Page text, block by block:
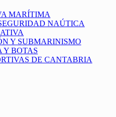
MARÍTIMA
NAÚTICA
Y SUBMARINISMO
Y BOTAS
DE CANTABRIA